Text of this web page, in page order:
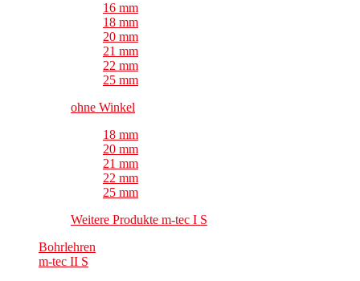
16 mm
18 mm
20 mm
21 mm
22 mm
25 mm
ohne Winkel
18 mm
20 mm
21 mm
22 mm
25 mm
Weitere Produkte m-tec I S
Bohrlehren
m-tec II S